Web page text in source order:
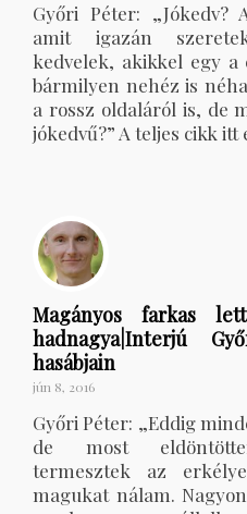
Győri Péter: „Jókedv?
amit igazán
kedvelek, akikkel egy
bármilyen nehéz is
a rossz oldaláról is, de
jókedvű?” A teljes cikk
Magányos farkas
hadnagya|Interjú
hasábjain
jún 8, 2016
Győri Péter: „Eddig
de most
termesztek az
magukat nálam.